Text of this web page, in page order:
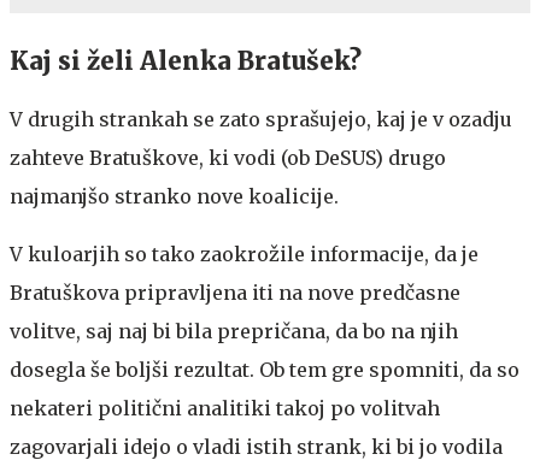
Kaj si želi Alenka Bratušek?
V drugih strankah se zato sprašujejo, kaj je v ozadju
zahteve Bratuškove, ki vodi (ob DeSUS) drugo
najmanjšo stranko nove koalicije.
V kuloarjih so tako zaokrožile informacije, da je
Bratuškova pripravljena iti na nove predčasne
volitve, saj naj bi bila prepričana, da bo na njih
dosegla še boljši rezultat. Ob tem gre spomniti, da so
nekateri politični analitiki takoj po volitvah
zagovarjali idejo o vladi istih strank, ki bi jo vodila